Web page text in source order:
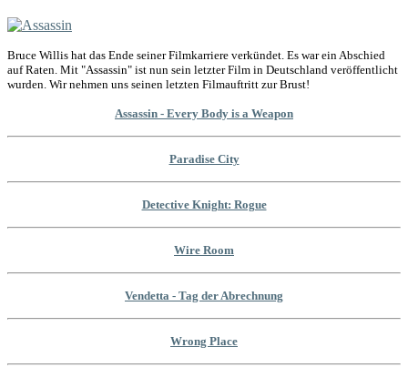
Bruce Willis hat das Ende seiner Filmkarriere verkündet. Es war ein Abschied
auf Raten. Mit "Assassin" ist nun sein letzter Film in Deutschland veröffentlicht
wurden. Wir nehmen uns seinen letzten Filmauftritt zur Brust!
Assassin - Every Body is a Weapon
Paradise City
Detective Knight: Rogue
Wire Room
Vendetta - Tag der Abrechnung
Wrong Place